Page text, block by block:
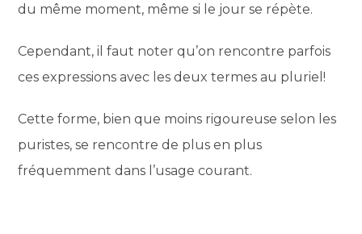
du même moment, même si le jour se répète.
Cependant, il faut noter qu’on rencontre parfois
ces expressions avec les deux termes au pluriel!
Cette forme, bien que moins rigoureuse selon les
puristes, se rencontre de plus en plus
fréquemment dans l’usage courant.